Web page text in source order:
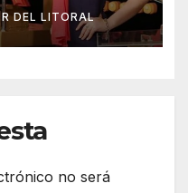
DEL LITORAL
no será